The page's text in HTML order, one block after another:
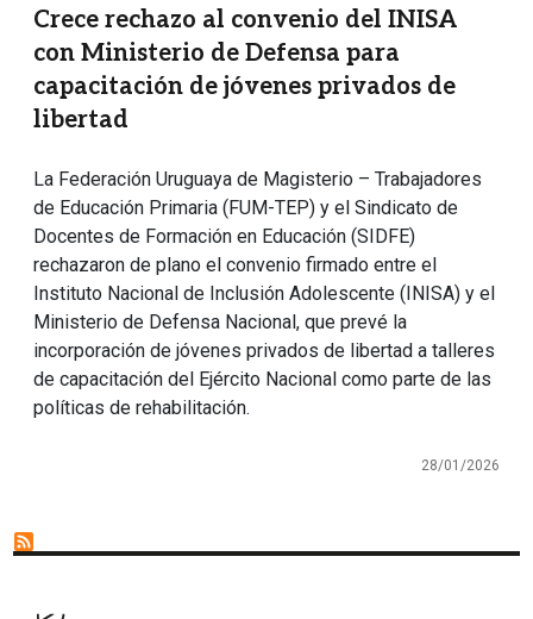
Crece rechazo al convenio del INISA
con Ministerio de Defensa para
capacitación de jóvenes privados de
libertad
La Federación Uruguaya de Magisterio – Trabajadores
de Educación Primaria (FUM-TEP) y el Sindicato de
Docentes de Formación en Educación (SIDFE)
rechazaron de plano el convenio firmado entre el
Instituto Nacional de Inclusión Adolescente (INISA) y el
Ministerio de Defensa Nacional, que prevé la
incorporación de jóvenes privados de libertad a talleres
de capacitación del Ejército Nacional como parte de las
políticas de rehabilitación.
28/01/2026